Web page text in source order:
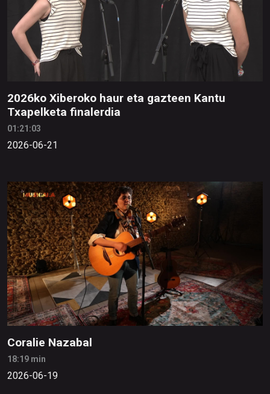
2026ko Xiberoko haur eta gazteen Kantu
Txapelketa finalerdia
01:21:03
2026-06-21
Coralie Nazabal
18:19 min
2026-06-19